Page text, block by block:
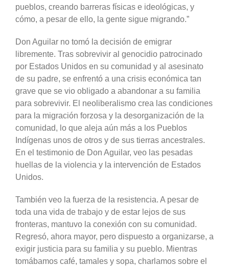
pueblos, creando barreras físicas e ideológicas, y
cómo, a pesar de ello, la gente sigue migrando.”
Don Aguilar no tomó la decisión de emigrar
libremente. Tras sobrevivir al genocidio patrocinado
por Estados Unidos en su comunidad y al asesinato
de su padre, se enfrentó a una crisis económica tan
grave que se vio obligado a abandonar a su familia
para sobrevivir. El neoliberalismo crea las condiciones
para la migración forzosa y la desorganización de la
comunidad, lo que aleja aún más a los Pueblos
Indígenas unos de otros y de sus tierras ancestrales.
En el testimonio de Don Aguilar, veo las pesadas
huellas de la violencia y la intervención de Estados
Unidos.
También veo la fuerza de la resistencia. A pesar de
toda una vida de trabajo y de estar lejos de sus
fronteras, mantuvo la conexión con su comunidad.
Regresó, ahora mayor, pero dispuesto a organizarse, a
exigir justicia para su familia y su pueblo. Mientras
tomábamos café, tamales y sopa, charlamos sobre el